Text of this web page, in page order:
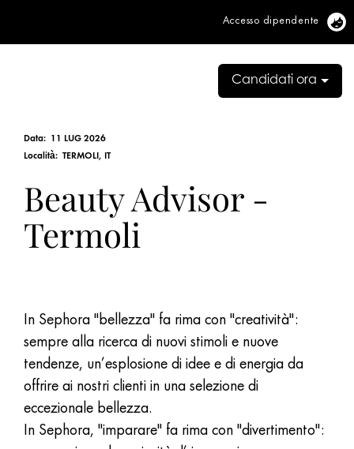
Accesso dipendente
Candidati ora
Data: 11 LUG 2026
Località: TERMOLI, IT
Beauty Advisor -
Termoli
In Sephora "bellezza" fa rima con "creatività":
sempre alla ricerca di nuovi stimoli e nuove
tendenze, un’esplosione di idee e di energia da
offrire ai nostri clienti in una selezione di
eccezionale bellezza.
In Sephora, "imparare" fa rima con "divertimento":